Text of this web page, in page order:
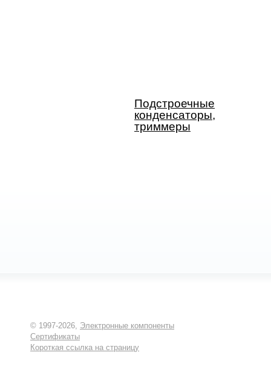
Подстроечные
конденсаторы,
триммеры
© 1997-2026, Электронные компоненты
Сертификаты
Короткая ссылка на страницу